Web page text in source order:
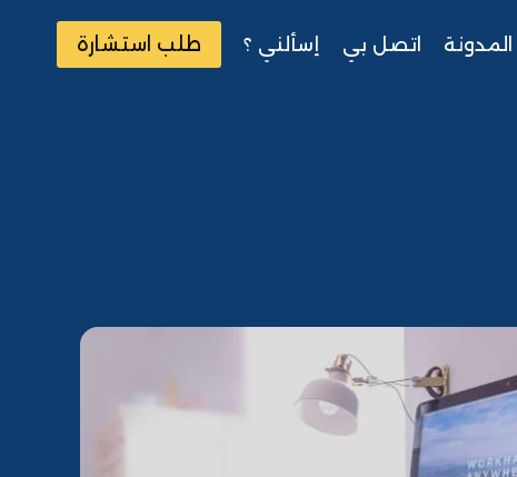
المدونة اتصل بي إسألني ؟ طلب استشارة